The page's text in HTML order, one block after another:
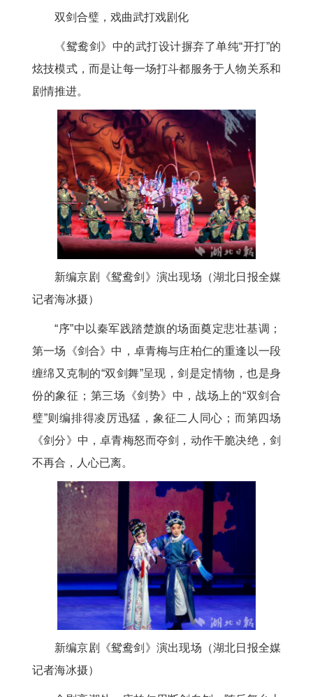
双剑合璧，戏曲武打戏剧化
《鸳鸯剑》中的武打设计摒弃了单纯“开打”的
炫技模式，而是让每一场打斗都服务于人物关系和
剧情推进。
新编京剧《鸳鸯剑》演出现场（湖北日报全媒
记者海冰摄）
“序”中以秦军践踏楚旗的场面奠定悲壮基调；
第一场《剑合》中，卓青梅与庄柏仁的重逢以一段
缠绵又克制的“双剑舞”呈现，剑是定情物，也是身
份的象征；第三场《剑势》中，战场上的“双剑合
璧”则编排得凌厉迅猛，象征二人同心；而第四场
《剑分》中，卓青梅怒而夺剑，动作干脆决绝，剑
不再合，人心已离。
新编京剧《鸳鸯剑》演出现场（湖北日报全媒
记者海冰摄）